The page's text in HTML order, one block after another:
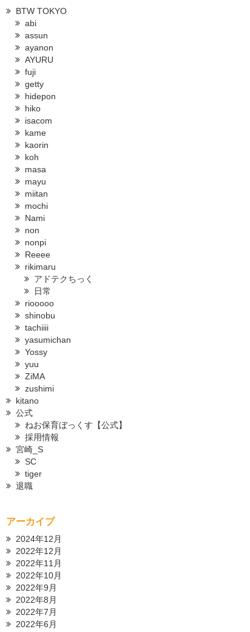
BTW TOKYO
abi
assun
ayanon
AYURU
fuji
getty
hidepon
hiko
isacom
kame
kaorin
koh
masa
mayu
miitan
mochi
Nami
non
nonpi
Reeee
rikimaru
アドテクちっく
日常
riooooo
shinobu
tachiiii
yasumichan
Yossy
yuu
ZiMA
zushimi
kitano
公式
ねお保育ぼっくす【公式】
採用情報
宮崎_S
SC
tiger
退職
アーカイブ
2024年12月
2022年12月
2022年11月
2022年10月
2022年9月
2022年8月
2022年7月
2022年6月